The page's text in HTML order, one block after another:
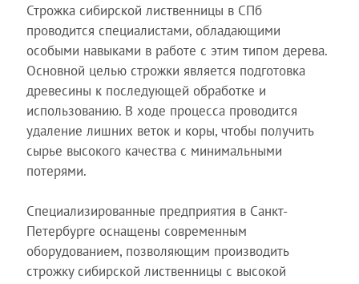
Строжка сибирской лиственницы в СПб
проводится специалистами, обладающими
особыми навыками в работе с этим типом дерева.
Основной целью строжки является подготовка
древесины к последующей обработке и
использованию. В ходе процесса проводится
удаление лишних веток и коры, чтобы получить
сырье высокого качества с минимальными
потерями.
Специализированные предприятия в Санкт-
Петербурге оснащены современным
оборудованием, позволяющим производить
строжку сибирской лиственницы с высокой